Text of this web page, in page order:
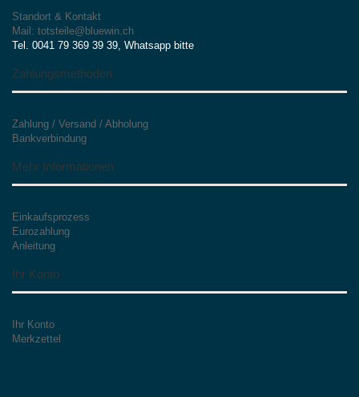
Standort & Kontakt
Mail: totsteile@bluewin.ch
Tel. 0041 79 369 39 39, Whatsapp bitte
Zahlungsmethoden
Zahlung / Versand / Abholung
Bankverbindung
Mehr Informationen
Einkaufsprozess
Eurozahlung
Anleitung
Ihr Konto
Ihr Konto
Merkzettel